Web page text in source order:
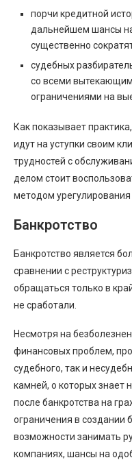
порчи кредитной
дальнейшем шансы
существенно
судебных
со всеми
ограничениями на
Как показывает
идут на уступки своим
трудностей с
делом стоит
методом
Банкротство
Банкротство является
сравнении с
обращаться только в
не сработали.
Несмотря на
финансовых проблем,
судебного, так и
камней, о которых
после банкротства на
ограничения в создании
возможности занимать
компаниях, шансы на